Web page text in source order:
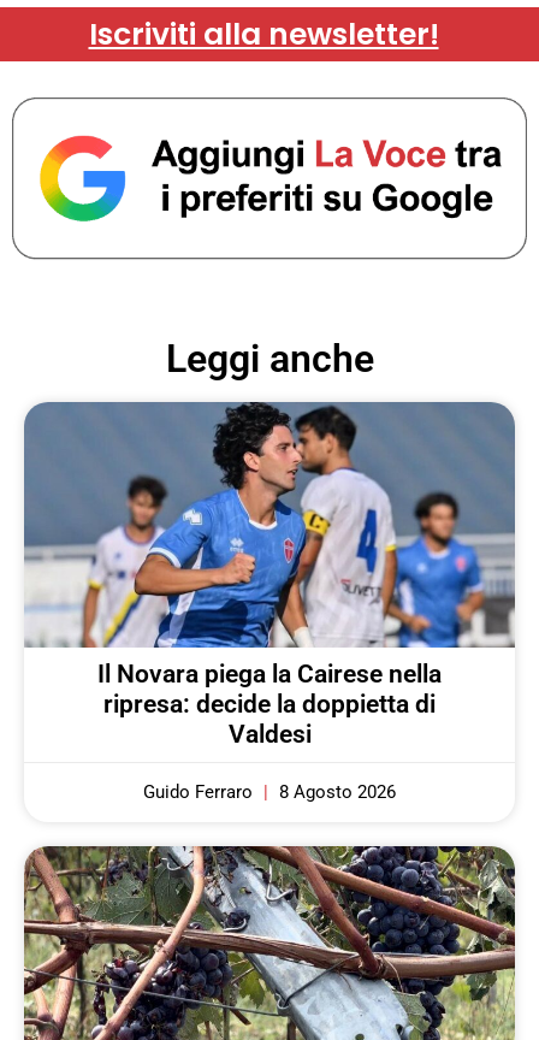
Iscriviti alla newsletter!
Leggi anche
Il Novara piega la Cairese nella
ripresa: decide la doppietta di
Valdesi
Guido Ferraro 8 Agosto 2026